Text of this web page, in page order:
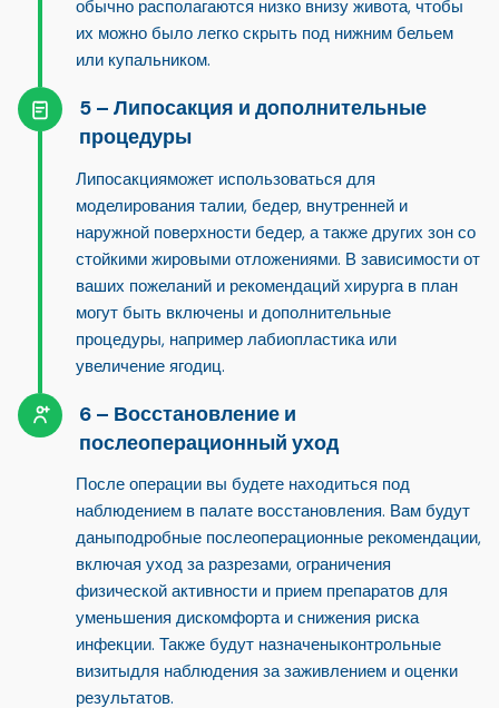
обычно располагаются низко внизу живота, чтобы
их можно было легко скрыть под нижним бельем
или купальником.
Липосакция и дополнительные
процедуры
Липосакцияможет использоваться для
моделирования талии, бедер, внутренней и
наружной поверхности бедер, а также других зон со
стойкими жировыми отложениями. В зависимости от
ваших пожеланий и рекомендаций хирурга в план
могут быть включены и дополнительные
процедуры, например лабиопластика или
увеличение ягодиц.
Восстановление и
послеоперационный уход
После операции вы будете находиться под
наблюдением в палате восстановления. Вам будут
даныподробные послеоперационные рекомендации,
включая уход за разрезами, ограничения
физической активности и прием препаратов для
уменьшения дискомфорта и снижения риска
инфекции. Также будут назначеныконтрольные
визитыдля наблюдения за заживлением и оценки
результатов.